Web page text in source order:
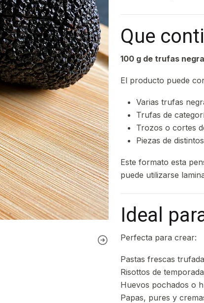
Que
100 g de trufas
El producto puede
Varias trufas
Trufas de
Trozos o cortes
Piezas de
Este formato esta
puede utilizarse
Ideal
Perfecta para crear:
Pastas frescas
Risottos de temporada
Huevos pochados o
Papas, pures y